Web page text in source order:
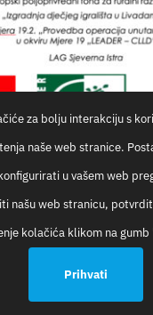
| Development:
za bolju interakciju s
naše web stranice.
u vašem web
našu web stranicu,
kolačića klikom na gumb
Prihvati